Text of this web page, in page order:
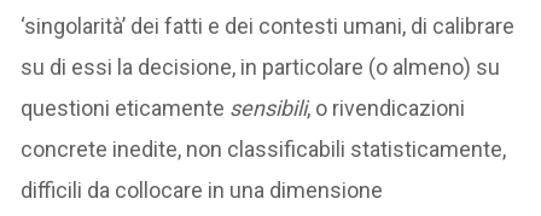
‘singolarità’ dei fatti e dei contesti umani, di calibrare
su di essi la decisione, in particolare (o almeno) su
questioni eticamente sensibili, o rivendicazioni
concrete inedite, non classificabili statisticamente,
difficili da collocare in una dimensione